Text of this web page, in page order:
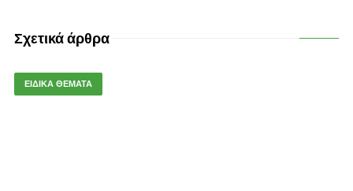
Σχετικά άρθρα
ΕΙΔΙΚΑ ΘΕΜΑΤΑ